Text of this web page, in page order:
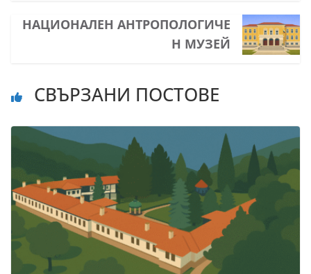
НАЦИОНАЛЕН АНТРОПОЛОГИЧЕ
Н МУЗЕЙ
СВЪРЗАНИ ПОСТОВЕ